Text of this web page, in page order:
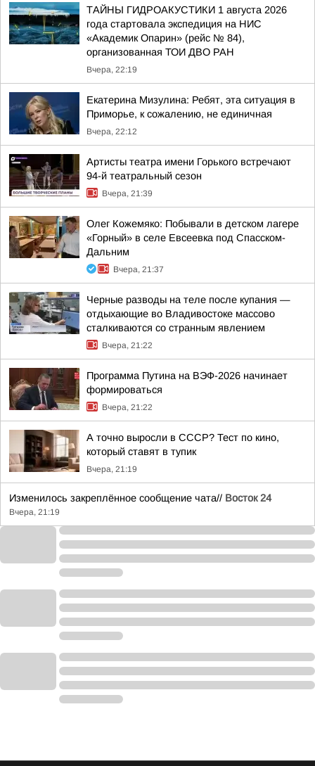
ТАЙНЫ ГИДРОАКУСТИКИ 1 августа 2026
года стартовала экспедиция на НИС
«Академик Опарин» (рейс № 84),
организованная ТОИ ДВО РАН
Вчера, 22:19
Екатерина Мизулина: Ребят, эта ситуация в
Приморье, к сожалению, не единичная
Вчера, 22:12
Артисты театра имени Горького встречают
94-й театральный сезон
Вчера, 21:39
Олег Кожемяко: Побывали в детском лагере
«Горный» в селе Евсеевка под Спасском-
Дальним
Вчера, 21:37
Черные разводы на теле после купания —
отдыхающие во Владивостоке массово
сталкиваются со странным явлением
Вчера, 21:22
Программа Путина на ВЭФ-2026 начинает
формироваться
Вчера, 21:22
А точно выросли в СССР? Тест по кино,
который ставят в тупик
Вчера, 21:19
Изменилось закреплённое сообщение чата// Восток 24
Вчера, 21:19